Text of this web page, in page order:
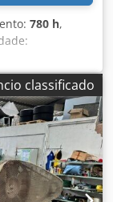
780 h,
veículo:
Sonetto 15
TEMPO TOTAL
de
de
contínuo.
principais:
Pressão de
m³/min Tipo:
classificado